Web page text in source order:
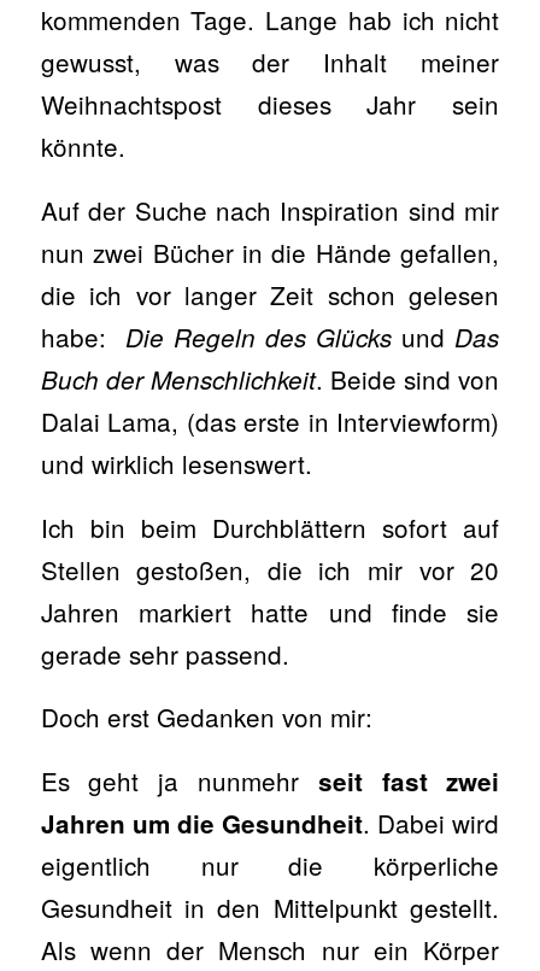
kommenden Tage. Lange hab ich nicht
gewusst, was der Inhalt meiner
Weihnachtspost dieses Jahr sein
könnte.
Auf der Suche nach Inspiration sind mir
nun zwei Bücher in die Hände gefallen,
die ich vor langer Zeit schon gelesen
habe: Die Regeln des Glücks und Das
Buch der Menschlichkeit. Beide sind von
Dalai Lama, (das erste in Interviewform)
und wirklich lesenswert.
Ich bin beim Durchblättern sofort auf
Stellen gestoßen, die ich mir vor 20
Jahren markiert hatte und finde sie
gerade sehr passend.
Doch erst Gedanken von mir:
Es geht ja nunmehr seit fast zwei
Jahren um die Gesundheit. Dabei wird
eigentlich nur die körperliche
Gesundheit in den Mittelpunkt gestellt.
Als wenn der Mensch nur ein Körper